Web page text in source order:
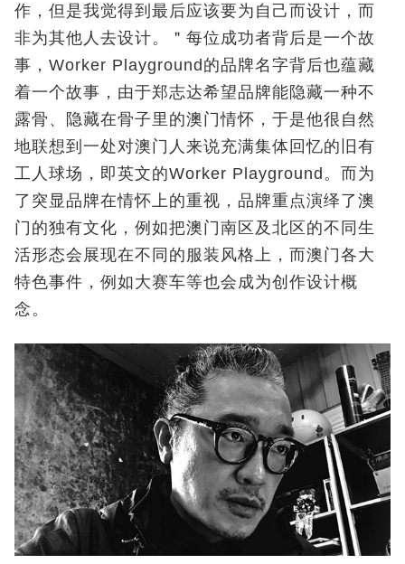
作，但是我觉得到最后应该要为自己而设计，而
非为其他人去设计。＂每位成功者背后是一个故
事，Worker Playground的品牌名字背后也蕴藏
着一个故事，由于郑志达希望品牌能隐藏一种不
露骨、隐藏在骨子里的澳门情怀，于是他很自然
地联想到一处对澳门人来说充满集体回忆的旧有
工人球场，即英文的Worker Playground。而为
了突显品牌在情怀上的重视，品牌重点演绎了澳
门的独有文化，例如把澳门南区及北区的不同生
活形态会展现在不同的服装风格上，而澳门各大
特色事件，例如大赛车等也会成为创作设计概
念。